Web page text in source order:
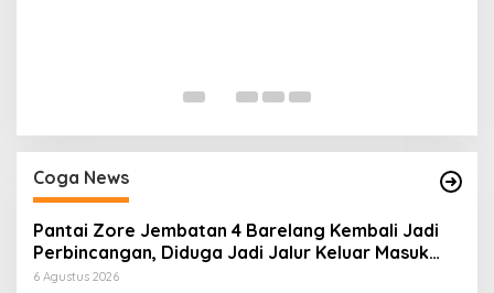
Coga News
Pantai Zore Jembatan 4 Barelang Kembali Jadi
Perbincangan, Diduga Jadi Jalur Keluar Masuk
Barang Tanpa Dokumen Kepabeanan, Nama
6 Agustus 2026